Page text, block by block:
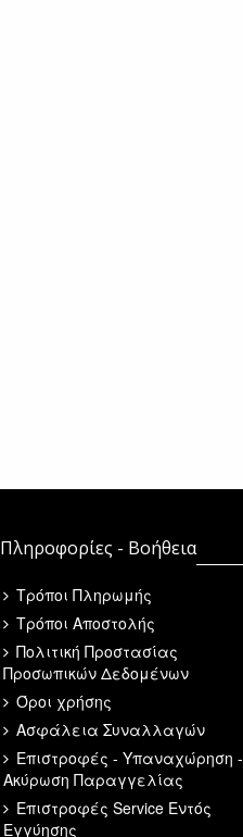
Πληροφορίες - Βοήθεια
Τρόποι Πληρωμής
Τρόποι Αποστολής
Πολιτική Προστασίας
Προσωπικών Δεδομένων
Όροι χρήσης
Ασφάλεια Συναλλαγών
Επιστροφές - Υπαναχώρηση -
Ακύρωση Παραγγελίας
Επιστροφές Service Εντός
Εγγύησης